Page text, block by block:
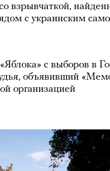
взрывчаткой,
с украинским
с выборов в
объявивший
организацией